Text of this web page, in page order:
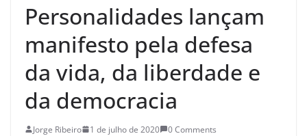
Personalidades lançam
manifesto pela defesa
da vida, da liberdade e
da democracia
Jorge Ribeiro 1 de julho de 2020 0 Comments